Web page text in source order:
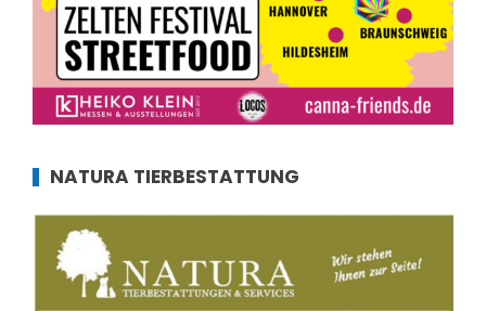
NATURA TIERBESTATTUNG